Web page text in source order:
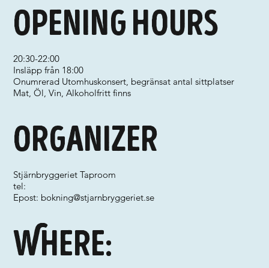
Where:
Organizer
Stjärnbryggeriet Taproom
tel:
Epost: bokning@stjarnbryggeriet.se
Opening hours
20:30-22:00
Insläpp från 18:00
Onumrerad Utomhuskonsert, begränsat antal sittplatser
Mat, Öl, Vin, Alkoholfritt finns